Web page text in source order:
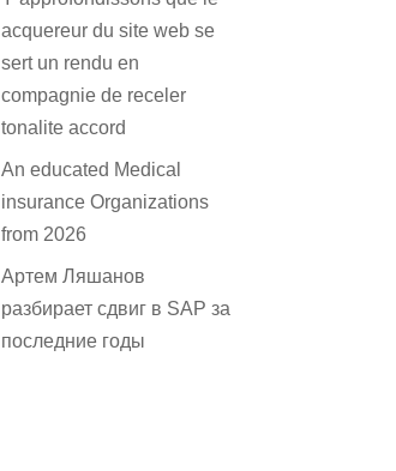
acquereur du site web se
sert un rendu en
compagnie de receler
tonalite accord
An educated Medical
insurance Organizations
from 2026
Артем Ляшанов
разбирает сдвиг в SAP за
последние годы